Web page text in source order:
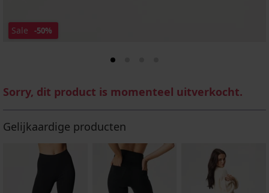
Sale -50%
Sorry, dit product is momenteel uitverkocht.
Gelijkaardige producten